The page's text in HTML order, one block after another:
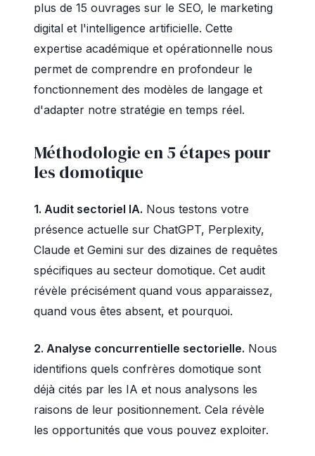
plus de 15 ouvrages sur le SEO, le marketing
digital et l'intelligence artificielle. Cette
expertise académique et opérationnelle nous
permet de comprendre en profondeur le
fonctionnement des modèles de langage et
d'adapter notre stratégie en temps réel.
Méthodologie en 5 étapes pour
les domotique
1. Audit sectoriel IA. Nous testons votre
présence actuelle sur ChatGPT, Perplexity,
Claude et Gemini sur des dizaines de requêtes
spécifiques au secteur domotique. Cet audit
révèle précisément quand vous apparaissez,
quand vous êtes absent, et pourquoi.
2. Analyse concurrentielle sectorielle. Nous
identifions quels confrères domotique sont
déjà cités par les IA et nous analysons les
raisons de leur positionnement. Cela révèle
les opportunités que vous pouvez exploiter.